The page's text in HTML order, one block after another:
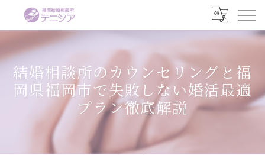
結婚相談所のカウンセリングと福
岡県福岡市で失敗しない婚活最適
プラン徹底解説